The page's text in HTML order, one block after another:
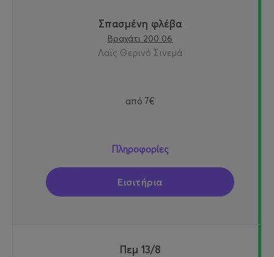
Σπασμένη φλέβα
Βραχάτι 200 06
Λαϊς Θερινό Σινεμά
από 7€
Πληροφορίες
Εισιτήρια
Πεμ 13/8